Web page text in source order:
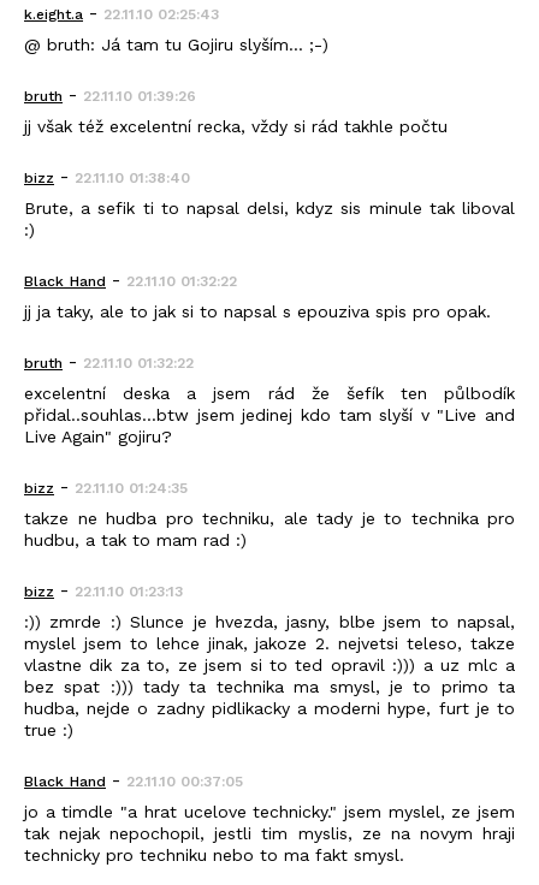
k.eight.a - 22.11.10 02:25:43
@ bruth: Já tam tu Gojiru slyším... ;-)
bruth - 22.11.10 01:39:26
jj však též excelentní recka, vždy si rád takhle počtu
bizz - 22.11.10 01:38:40
Brute, a sefik ti to napsal delsi, kdyz sis minule tak liboval
:)
Black_Hand - 22.11.10 01:32:22
jj ja taky, ale to jak si to napsal s epouziva spis pro opak.
bruth - 22.11.10 01:32:22
excelentní deska a jsem rád že šefík ten půlbodík
přidal..souhlas...btw jsem jedinej kdo tam slyší v "Live and
Live Again" gojiru?
bizz - 22.11.10 01:24:35
takze ne hudba pro techniku, ale tady je to technika pro
hudbu, a tak to mam rad :)
bizz - 22.11.10 01:23:13
:)) zmrde :) Slunce je hvezda, jasny, blbe jsem to napsal,
myslel jsem to lehce jinak, jakoze 2. nejvetsi teleso, takze
vlastne dik za to, ze jsem si to ted opravil :))) a uz mlc a
bez spat :))) tady ta technika ma smysl, je to primo ta
hudba, nejde o zadny pidlikacky a moderni hype, furt je to
true :)
Black_Hand - 22.11.10 00:37:05
jo a timdle "a hrat ucelove technicky." jsem myslel, ze jsem
tak nejak nepochopil, jestli tim myslis, ze na novym hraji
technicky pro techniku nebo to ma fakt smysl.